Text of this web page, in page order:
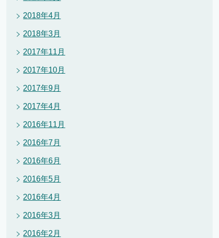
2018年4月
2018年3月
2017年11月
2017年10月
2017年9月
2017年4月
2016年11月
2016年7月
2016年6月
2016年5月
2016年4月
2016年3月
2016年2月